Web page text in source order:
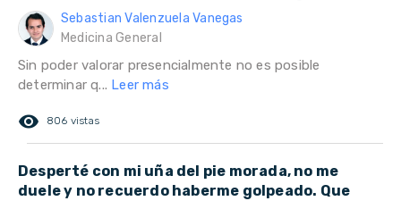
Sebastian Valenzuela Vanegas
Medicina General
Sin poder valorar presencialmente no es posible
determinar q... Leer más
remove_red_eye 806 vistas
Desperté con mi uña del pie morada, no me
duele y no recuerdo haberme golpeado. Que